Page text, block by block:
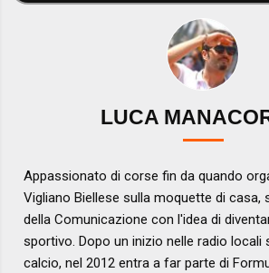
LUCA
Appassionato di corse fin da quando
Vigliano Biellese sulla moquette di casa,
della Comunicazione con l'idea di
sportivo. Dopo un inizio nelle radio locali
calcio, nel 2012 entra a far parte di